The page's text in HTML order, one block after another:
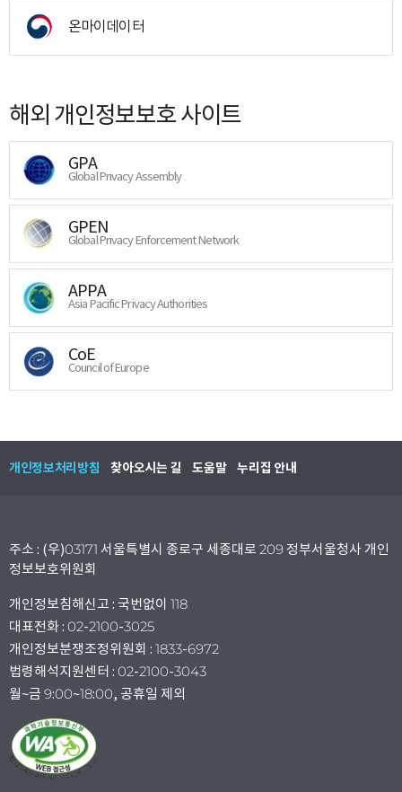
온마이데이터
해외 개인정보보호 사이트
GPA
Global Privacy Assembly
GPEN
Global Privacy Enforcement Network
APPA
Asia Pacific Privacy Authorities
CoE
Council of Europe
개인정보처리방침 찾아오시는 길 도움말 누리집 안내
주소 : (우)03171 서울특별시 종로구 세종대로 209 정부서울청사 개인
정보보호위원회
개인정보침해신고 : 국번없이 118
대표전화 : 02-2100-3025
개인정보분쟁조정위원회 : 1833-6972
법령해석지원센터 : 02-2100-3043
월~금 9:00~18:00, 공휴일 제외